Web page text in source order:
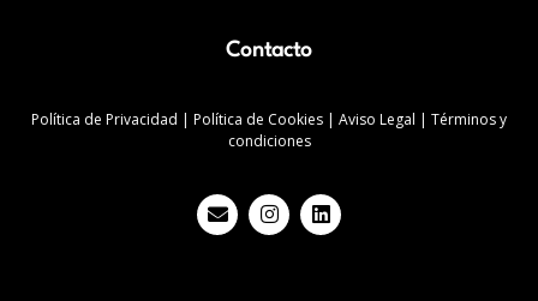
Contacto
Política de Privacidad | Política de Cookies | Aviso Legal | Términos y
condiciones